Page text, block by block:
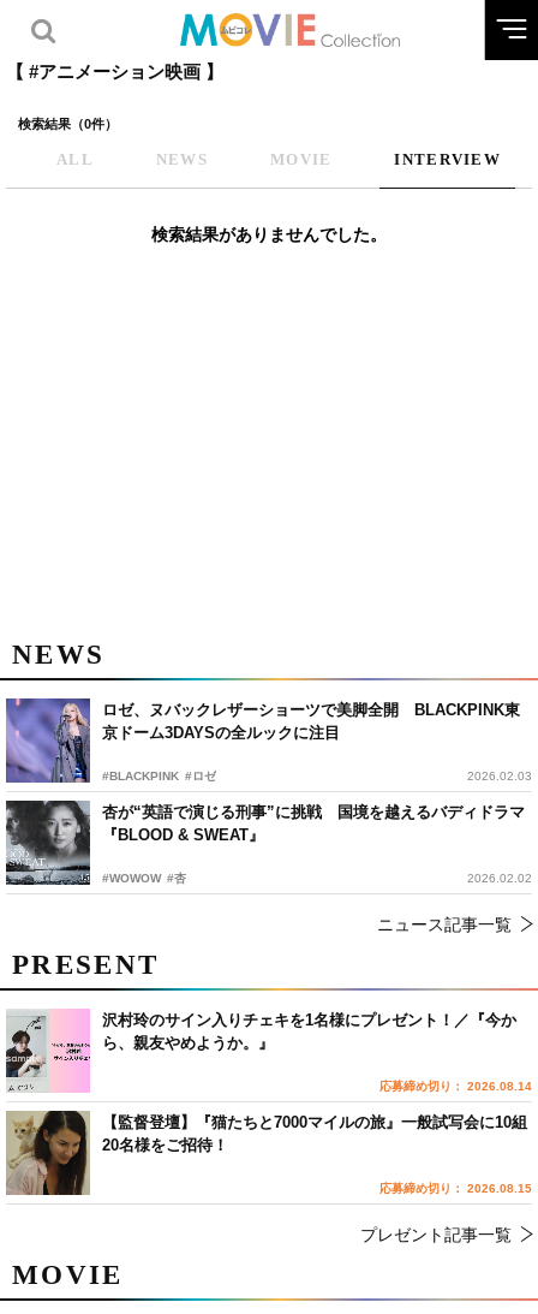
【 #アニメーション映画 】
検索結果（0件）
ALL NEWS MOVIE INTERVIEW
検索結果がありませんでした。
NEWS
ロゼ、ヌバックレザーショーツで美脚全開 BLACKPINK東
京ドーム3DAYSの全ルックに注目
#BLACKPINK #ロゼ 2026.02.03
杏が“英語で演じる刑事”に挑戦 国境を越えるバディドラマ
『BLOOD & SWEAT』
#WOWOW #杏 2026.02.02
ニュース記事一覧
MOVIE
PRESENT
沢村玲のサイン入りチェキを1名様にプレゼント！／『今か
ら、親友やめようか。』
応募締め切り： 2026.08.14
【監督登壇】『猫たちと7000マイルの旅』一般試写会に10組
20名様をご招待！
応募締め切り： 2026.08.15
プレゼント記事一覧